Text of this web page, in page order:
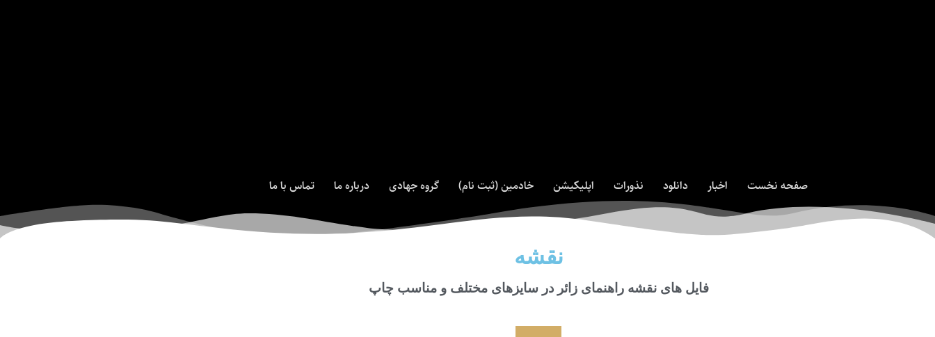
صفحه نخست اخبار دانلود نذورات اپلیکیشن خادمین (ثبت نام) گروه جهادی درباره ما تماس با ما
نقشه
فایل های نقشه راهنمای زائر در سایزهای مختلف و مناسب چاپ